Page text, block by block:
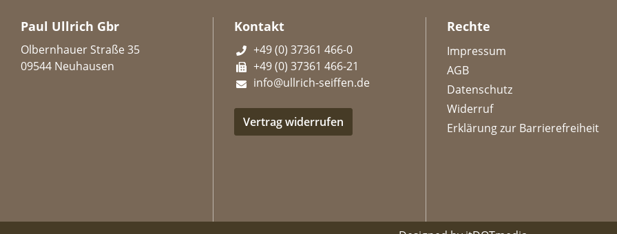
Paul Ullrich Gbr
Olbernhauer Straße 35
09544 Neuhausen
Kontakt
+49 (0) 37361 466-0
+49 (0) 37361 466-21
info@ullrich-seiffen.de
Vertrag widerrufen
Rechte
Impressum
AGB
Datenschutz
Widerruf
Erklärung zur Barrierefreiheit